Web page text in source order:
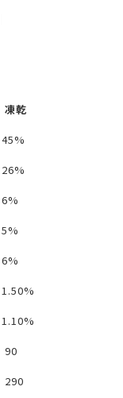
凍乾
45%
26%
6%
5%
6%
1.50%
1.10%
90
290